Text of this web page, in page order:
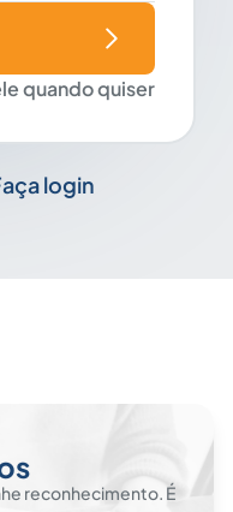
quando quiser
login
reconhecimento. É